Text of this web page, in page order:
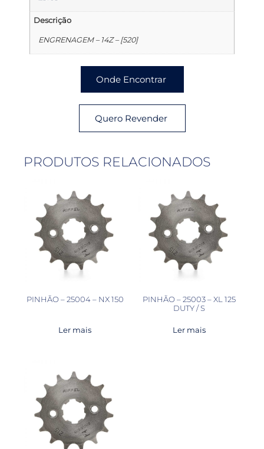
Descrição
ENGRENAGEM – 14Z – [520]
Onde Encontrar
Quero Revender
PRODUTOS RELACIONADOS
PINHÃO – 25004 – NX 150
Ler mais
PINHÃO – 25003 – XL 125
DUTY / S
Ler mais